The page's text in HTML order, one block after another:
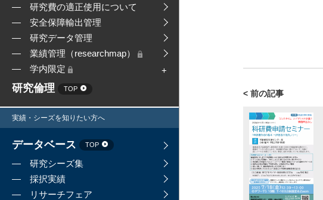
研究費の適正使用について
安全保障輸出管理
研究データ管理
業績管理（researchmap）
学内限定
研究倫理 TOP
実績・シーズを知りたい方へ
データベース TOP
研究シーズ集
採択実績
リサーチフェア
< 前の記事